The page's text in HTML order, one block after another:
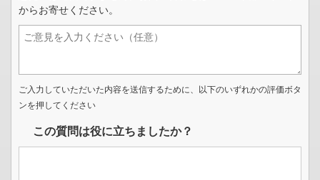
からお寄せください。
ご入力していただいた内容を送信するために、以下のいずれかの評価ボタ
ンを押してください
この質問は役に立ちましたか？